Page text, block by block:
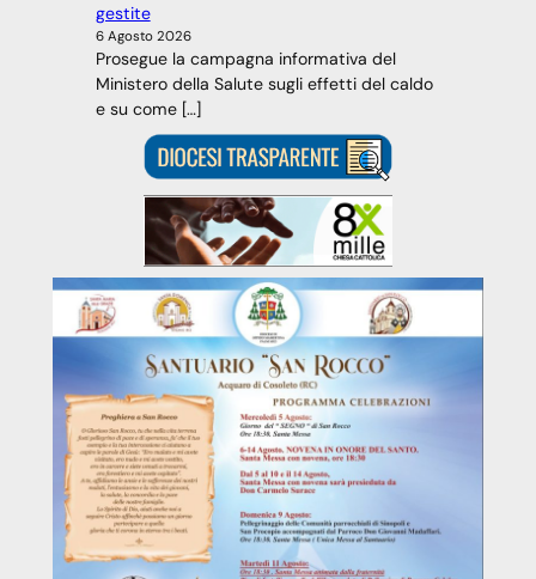
gestite
6 Agosto 2026
Prosegue la campagna informativa del
Ministero della Salute sugli effetti del caldo
e su come […]